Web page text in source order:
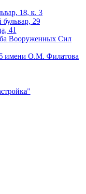
18, к. 3
29
41
Вооруженных Сил
имени О.М. Филатова